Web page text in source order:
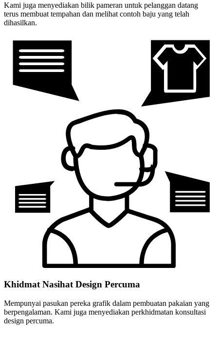
Kami juga menyediakan bilik pameran untuk pelanggan datang
terus membuat tempahan dan melihat contoh baju yang telah
dihasilkan.
Khidmat Nasihat Design Percuma
Mempunyai pasukan pereka grafik dalam pembuatan pakaian yang
berpengalaman. Kami juga menyediakan perkhidmatan konsultasi
design percuma.